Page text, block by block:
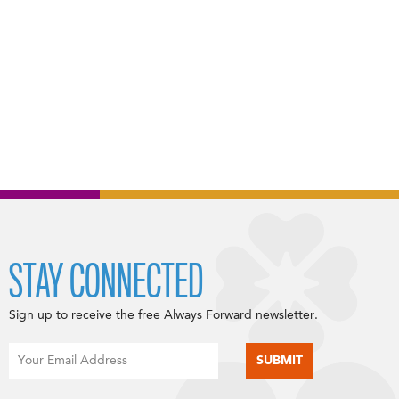
STAY CONNECTED
Sign up to receive the free Always Forward newsletter.